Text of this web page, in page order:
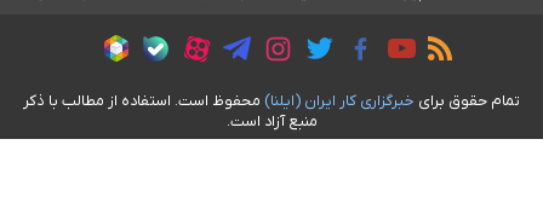
تمام حقوق برای خبرگزاری کار ايران (ايلنا) محفوظ است. استفاده از مطالب با ذکر
منبع آزاد است.